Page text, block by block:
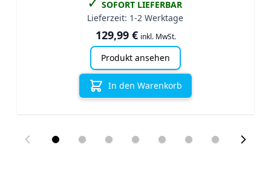
SOFORT LIEFERBAR
Lieferzeit: 1-2 Werktage
129,99 € inkl. MwSt.
Produkt ansehen
In den Warenkorb